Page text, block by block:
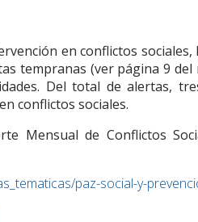
en conflictos
tempranas (ver página 9
Del total de alertas,
conflictos sociales.
Mensual de Conflictos
paz-social-y-